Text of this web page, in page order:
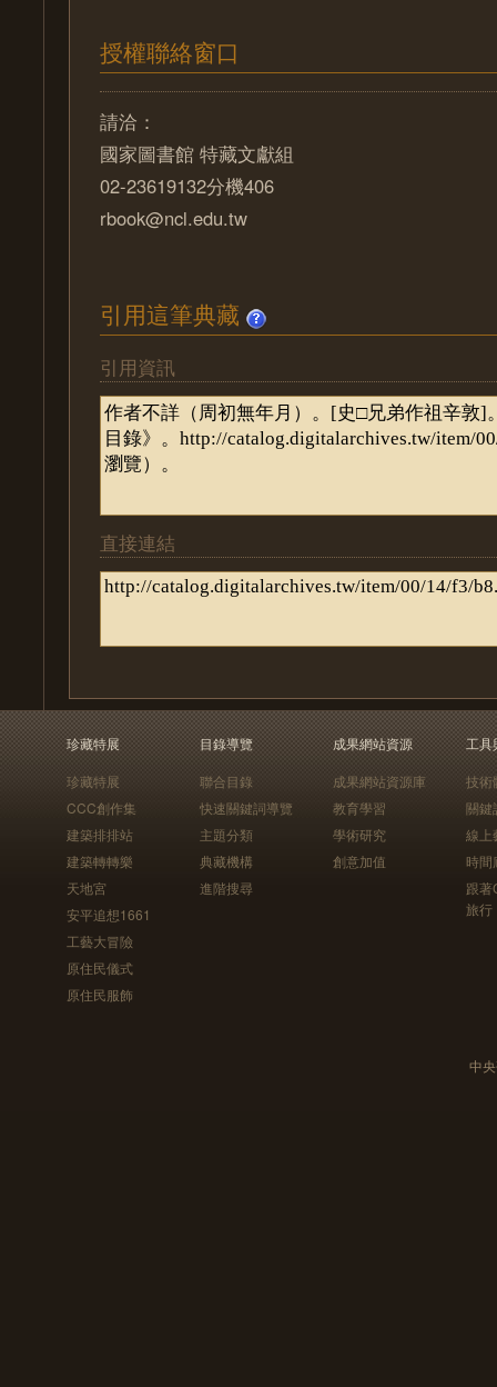
授權聯絡窗口
請洽：
國家圖書館 特藏文獻組
02-23619132分機406
rbook@ncl.edu.tw
引用這筆典藏
引用資訊
直接連結
珍藏特展
珍藏特展
CCC創作集
建築排排站
建築轉轉樂
天地宮
安平追想1661
工藝大冒險
原住民儀式
原住民服飾
目錄導覽
聯合目錄
快速關鍵詞導覽
主題分類
典藏機構
進階搜尋
成果網站資源
成果網站資源庫
教育學習
學術研究
創意加值
工具
技術
關鍵
線上
時間
跟
旅行
中